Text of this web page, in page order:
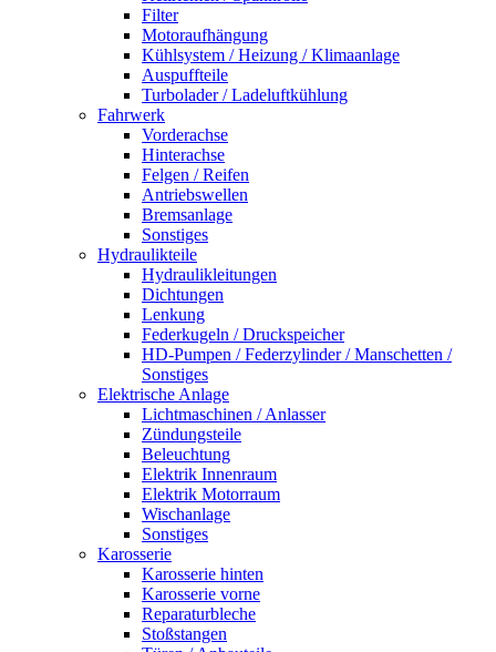
Filter
Motoraufhängung
Kühlsystem / Heizung / Klimaanlage
Auspuffteile
Turbolader / Ladeluftkühlung
Fahrwerk
Vorderachse
Hinterachse
Felgen / Reifen
Antriebswellen
Bremsanlage
Sonstiges
Hydraulikteile
Hydraulikleitungen
Dichtungen
Lenkung
Federkugeln / Druckspeicher
HD-Pumpen / Federzylinder / Manschetten /
Sonstiges
Elektrische Anlage
Lichtmaschinen / Anlasser
Zündungsteile
Beleuchtung
Elektrik Innenraum
Elektrik Motorraum
Wischanlage
Sonstiges
Karosserie
Karosserie hinten
Karosserie vorne
Reparaturbleche
Stoßstangen